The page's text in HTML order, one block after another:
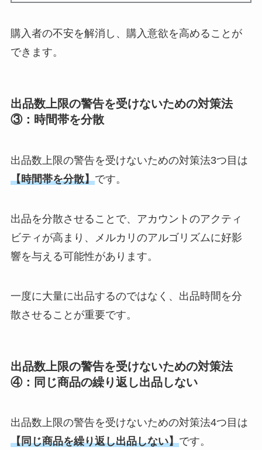
購入者の不安を解消し、購入意欲を高めることが
できます。
出品数上限の警告を受けないための対策法
③：時間帯を分散
出品数上限の警告を受けないための対策法3つ目は
【時間帯を分散】です。
出品を分散させることで、アカウントのアクティ
ビティが高まり、メルカリのアルゴリズムに好影
響を与える可能性があります。
一度に大量に出品するのではなく、出品時間を分
散させることが重要です。
出品数上限の警告を受けないための対策法
④：同じ商品の繰り返し出品しない
出品数上限の警告を受けないための対策法4つ目は
【同じ商品を繰り返し出品しない】です。